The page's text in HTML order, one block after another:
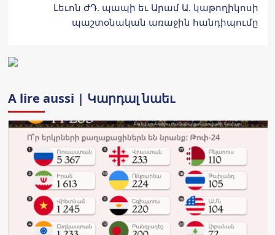
Լեւոն ԺԴ. պապի եւ Արամ Ա. կաթողիկոսի
պաշտօնական առաջին հանդիպումը
A lire aussi | Կարդալ նաեւ